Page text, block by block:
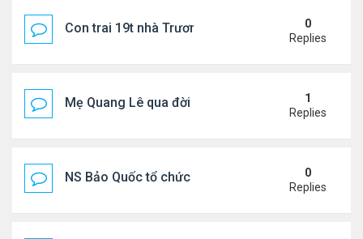
Con trai 19t nhà Trương Bá Chi - Tạ Đình Phong
0
Replies
Mẹ Quang Lê qua đời sau 2 năm đột quỵ. 1
Replies
NS Bảo Quốc tổ chức sn cho bà xã
0
Replies